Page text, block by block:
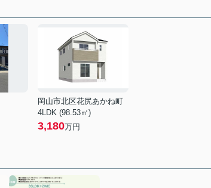
岡山市北区花尻あかね町
4LDK (98.53㎡)
3,180万円